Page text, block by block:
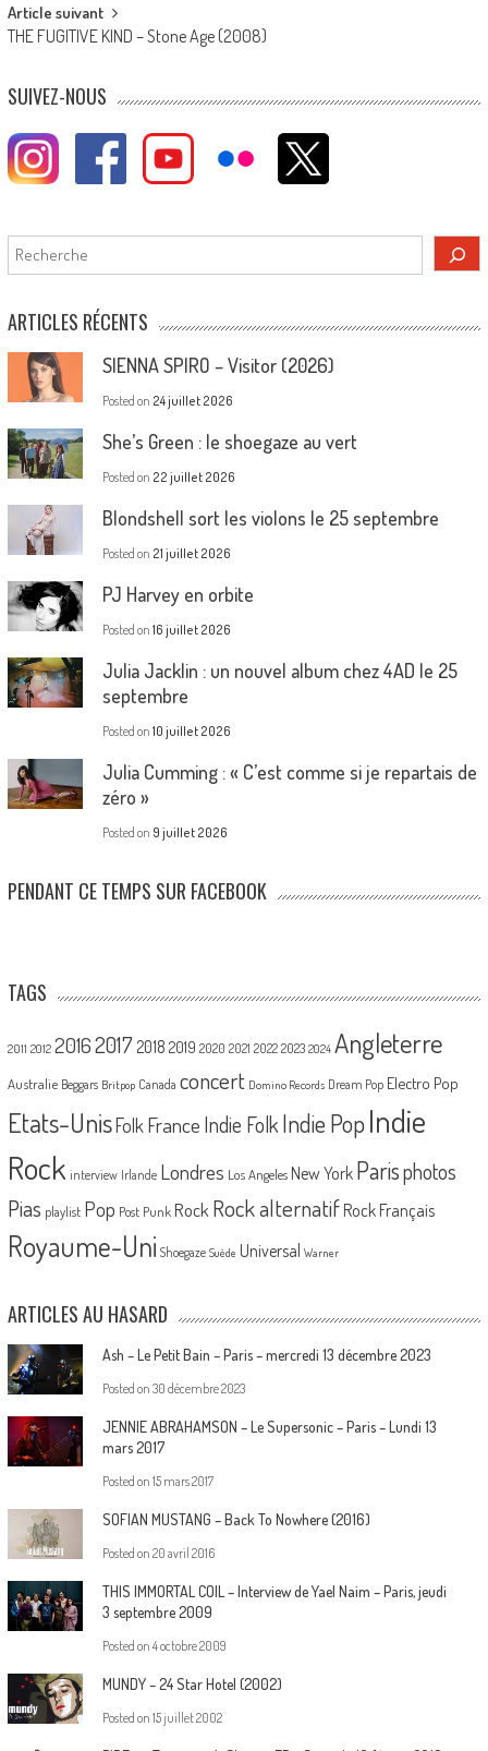
Article suivant
THE FUGITIVE KIND – Stone Age (2008)
SUIVEZ-NOUS
Rechercher
ARTICLES RÉCENTS
SIENNA SPIRO – Visitor (2026)
Posted on 24 juillet 2026
She’s Green : le shoegaze au vert
Posted on 22 juillet 2026
Blondshell sort les violons le 25 septembre
Posted on 21 juillet 2026
PJ Harvey en orbite
Posted on 16 juillet 2026
Julia Jacklin : un nouvel album chez 4AD le 25
septembre
Posted on 10 juillet 2026
Julia Cumming : « C’est comme si je repartais de
zéro »
Posted on 9 juillet 2026
PENDANT CE TEMPS SUR FACEBOOK
TAGS
2011 2012 20162017 2018 2019 2020 2021 2022 2023 2024 Angleterre
Australie Beggars Britpop Canada concert Domino Records Dream Pop Electro Pop
Etats-UnisFolk France Indie Folk Indie PopIndie
Rock interview Irlande Londres Los Angeles New York Parisphotos
Pias playlist Pop Post Punk Rock Rock alternatif Rock Français
Royaume-Uni Shoegaze Suède Universal Warner
ARTICLES AU HASARD
Ash – Le Petit Bain – Paris – mercredi 13 décembre 2023
Posted on 30 décembre 2023
JENNIE ABRAHAMSON – Le Supersonic – Paris – Lundi 13
mars 2017
Posted on 15 mars 2017
SOFIAN MUSTANG – Back To Nowhere (2016)
Posted on 20 avril 2016
THIS IMMORTAL COIL – Interview de Yael Naim – Paris, jeudi
3 septembre 2009
Posted on 4 octobre 2009
MUNDY – 24 Star Hotel (2002)
Posted on 15 juillet 2002